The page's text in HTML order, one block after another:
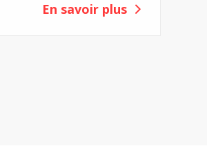
En savoir plus